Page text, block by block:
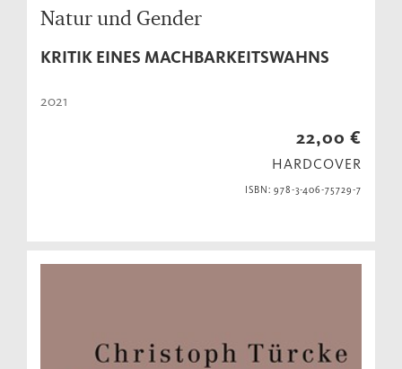
Natur und Gender
KRITIK EINES MACHBARKEITSWAHNS
2021
22,00 €
HARDCOVER
ISBN: 978-3-406-75729-7